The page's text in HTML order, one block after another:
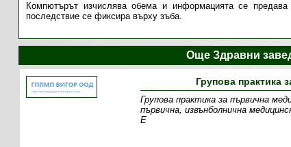
Компютърът изчислява обема и информацията се
последствие се фиксира върху зъба.
Още Здравни
Групова
Групова практика за първична
първична, извънболнична
Е